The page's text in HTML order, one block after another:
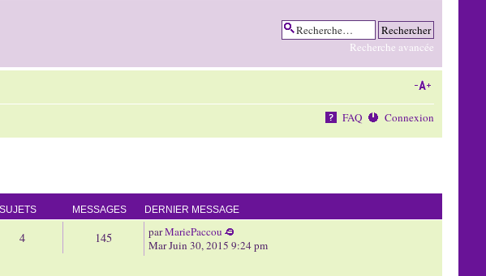
Recherche avancée
FAQ Connexion
SUJETS MESSAGES DERNIER MESSAGE
4 145 parMariePaccou
Mar Juin 30, 2015 9:24 pm